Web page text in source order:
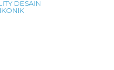
DESAIN